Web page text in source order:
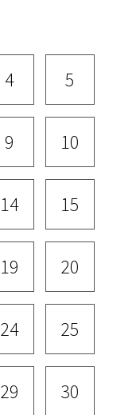
4 5
9 10
14 15
19 20
24 25
29 30